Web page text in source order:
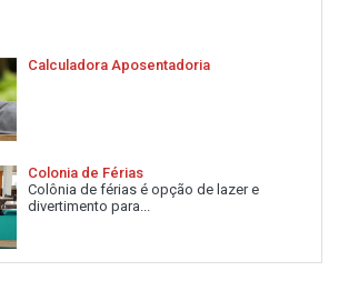
Calculadora Aposentadoria
Colonia de Férias
Colônia de férias é opção de lazer e
divertimento para...